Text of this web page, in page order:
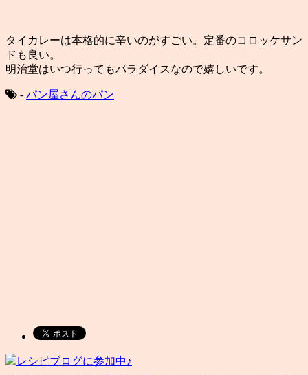
タイカレーは本格的に辛いのがすごい。定番のコロッケサン
ドも良い。
明治堂はいつ行ってもパラダイスなので嬉しいです。
- パン屋さんのパン
レシピブログに参加中♪